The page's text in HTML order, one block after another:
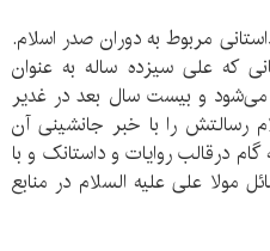
مربوط به دوران صدر اسلام.
که علی سیزده ساله به عنوان
و بیست سال بعد در غدیر
رسالتش را با خبر جانشینی آن
درقالب روایات و داستانک و با
مولا علی علیه السلام در منابع